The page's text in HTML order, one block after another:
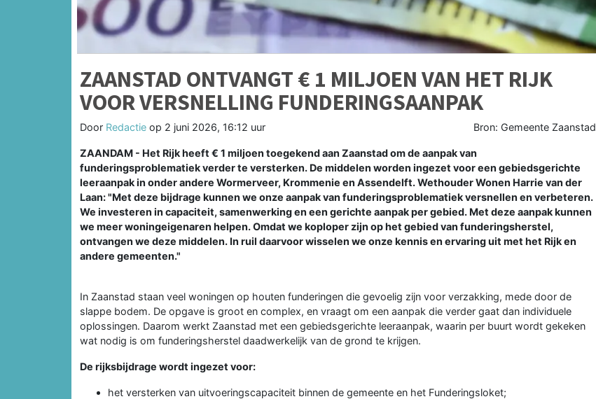
ZAANSTAD ONTVANGT € 1 MILJOEN VAN HET RIJK
VOOR VERSNELLING FUNDERINGSAANPAK
Door Redactie op 2 juni 2026, 16:12 uur Bron: Gemeente Zaanstad
ZAANDAM - Het Rijk heeft € 1 miljoen toegekend aan Zaanstad om de aanpak van
funderingsproblematiek verder te versterken. De middelen worden ingezet voor een gebiedsgerichte
leeraanpak in onder andere Wormerveer, Krommenie en Assendelft. Wethouder Wonen Harrie van der
Laan: "Met deze bijdrage kunnen we onze aanpak van funderingsproblematiek versnellen en verbeteren.
We investeren in capaciteit, samenwerking en een gerichte aanpak per gebied. Met deze aanpak kunnen
we meer woningeigenaren helpen. Omdat we koploper zijn op het gebied van funderingsherstel,
ontvangen we deze middelen. In ruil daarvoor wisselen we onze kennis en ervaring uit met het Rijk en
andere gemeenten."
In Zaanstad staan veel woningen op houten funderingen die gevoelig zijn voor verzakking, mede door de
slappe bodem. De opgave is groot en complex, en vraagt om een aanpak die verder gaat dan individuele
oplossingen. Daarom werkt Zaanstad met een gebiedsgerichte leeraanpak, waarin per buurt wordt gekeken
wat nodig is om funderingsherstel daadwerkelijk van de grond te krijgen.
De rijksbijdrage wordt ingezet voor:
het versterken van uitvoeringscapaciteit binnen de gemeente en het Funderingsloket;